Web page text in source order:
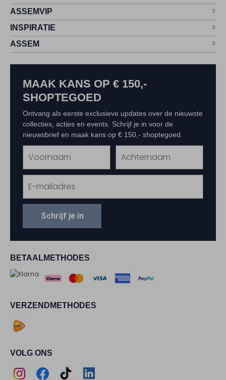
ASSEMVIP
INSPIRATIE
ASSEM
BETAALMETHODES
VERZENDMETHODES
VOLG ONS
MAAK KANS OP € 150,-
SHOPTEGOED
Ontvang als eerste exclusieve updates over de nieuwste
collecties, acties en events. Schrijf je in voor de
nieuwsbrief en maak kans op € 150,- shoptegoed.
Schrijf je in